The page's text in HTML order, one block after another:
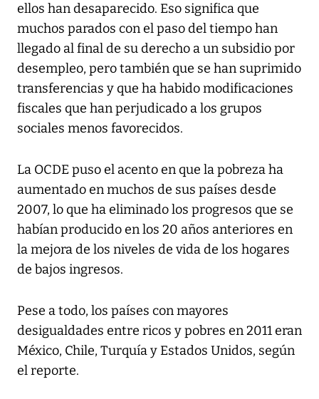
ellos han desaparecido. Eso significa que
muchos parados con el paso del tiempo han
llegado al final de su derecho a un subsidio por
desempleo, pero también que se han suprimido
transferencias y que ha habido modificaciones
fiscales que han perjudicado a los grupos
sociales menos favorecidos.
La OCDE puso el acento en que la pobreza ha
aumentado en muchos de sus países desde
2007, lo que ha eliminado los progresos que se
habían producido en los 20 años anteriores en
la mejora de los niveles de vida de los hogares
de bajos ingresos.
Pese a todo, los países con mayores
desigualdades entre ricos y pobres en 2011 eran
México, Chile, Turquía y Estados Unidos, según
el reporte.